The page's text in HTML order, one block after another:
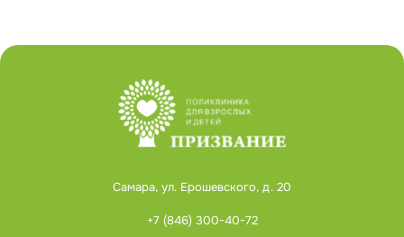
Самара, ул. Ерошевского, д. 20
+7 (846) 300-40-72